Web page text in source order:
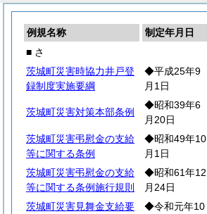
例規名称 制定年月日
■ さ
茨城町災害時協力井戸登
録制度実施要綱
◆平成25年9
月1日
茨城町災害対策本部条例
◆昭和39年6
月20日
茨城町災害弔慰金の支給
等に関する条例
◆昭和49年10
月1日
茨城町災害弔慰金の支給
等に関する条例施行規則
◆昭和61年12
月24日
茨城町災害見舞金支給要
◆令和元年10